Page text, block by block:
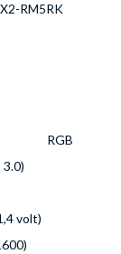
RM5RK
RGB
volt)